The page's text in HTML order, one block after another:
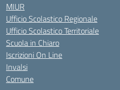
MIUR
Ufficio Scolastico Regionale
Ufficio Scolastico Territoriale
Scuola in Chiaro
Iscrizioni On Line
Invalsi
Comune